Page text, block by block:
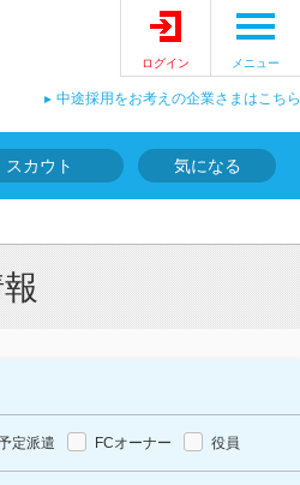
ログイン メニュー
中途採用をお考えの企業さまはこちら
スカウト 気になる
定派遣 FCオーナー 役員